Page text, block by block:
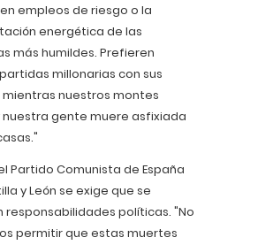
empleos de riesgo o la
energética de las
más humildes. Prefieren
millonarias con sus
nuestros montes
nuestra gente muere asfixiada
Partido Comunista de España
y León se exige que se
responsabilidades políticas. "No
permitir que estas muertes